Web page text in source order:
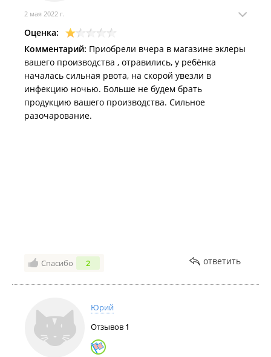
2 мая 2022 г.
Оценка:
Комментарий: Приобрели вчера в магазине эклеры
вашего производства , отравились, у ребёнка
началась сильная рвота, на скорой увезли в
инфекцию ночью. Больше не будем брать
продукцию вашего производства. Сильное
разочарование.
Спасибо 2 ответить
Юрий
Отзывов 1